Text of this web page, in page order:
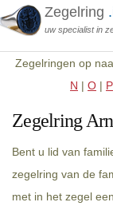
Zegelring
uw specialist in
Zegelringen op
N | O | P
Zegelring
Bent u lid van
zegelring van de
met in het zegel